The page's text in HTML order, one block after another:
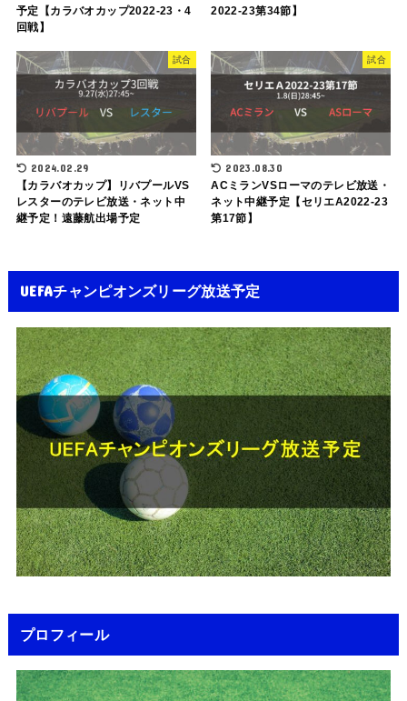
予定【カラバオカップ2022-23・4
回戦】
2022-23第34節】
試合
2024.02.29
【カラバオカップ】リバプールVS
レスターのテレビ放送・ネット中
継予定！遠藤航出場予定
試合
2023.08.30
ACミランVSローマのテレビ放送・
ネット中継予定【セリエA2022-23
第17節】
UEFAチャンピオンズリーグ放送予定
プロフィール